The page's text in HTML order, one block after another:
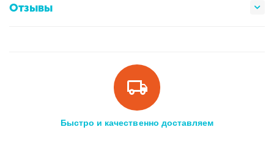
Отзывы
Быстро и качественно доставляем